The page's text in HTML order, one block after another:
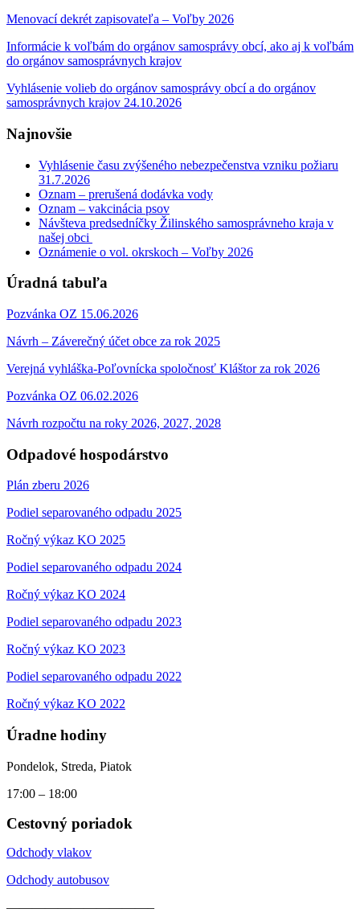
Menovací dekrét zapisovateľa – Voľby 2026
Informácie k voľbám do orgánov samosprávy obcí, ako aj k voľbám
do orgánov samosprávnych krajov
Vyhlásenie volieb do orgánov samosprávy obcí a do orgánov
samosprávnych krajov 24.10.2026
Najnovšie
Vyhlásenie času zvýšeného nebezpečenstva vzniku požiaru
31.7.2026
Oznam – prerušená dodávka vody
Oznam – vakcinácia psov
Návšteva predsedníčky Žilinského samosprávneho kraja v
našej obci
Oznámenie o vol. okrskoch – Voľby 2026
Úradná tabuľa
Pozvánka OZ 15.06.2026
Návrh – Záverečný účet obce za rok 2025
Verejná vyhláška-Poľovnícka spoločnosť Kláštor za rok 2026
Pozvánka OZ 06.02.2026
Návrh rozpočtu na roky 2026, 2027, 2028
Odpadové hospodárstvo
Plán zberu 2026
Podiel separovaného odpadu 2025
Ročný výkaz KO 2025
Podiel separovaného odpadu 2024
Ročný výkaz KO 2024
Podiel separovaného odpadu 2023
Ročný výkaz KO 2023
Podiel separovaného odpadu 2022
Ročný výkaz KO 2022
Úradne hodiny
Pondelok, Streda, Piatok
17:00 – 18:00
Cestovný poriadok
Odchody vlakov
Odchody autobusov
———————————–